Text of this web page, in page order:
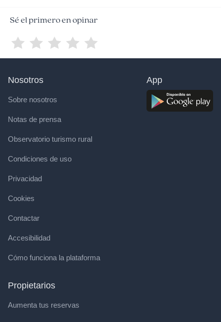
Sé el primero en opinar
Nosotros
Sobre nosotros
Notas de prensa
Observatorio turismo rural
Condiciones de uso
Privacidad
Cookies
Contactar
Accesibilidad
Cómo funciona la plataforma
Propietarios
Aumenta tus reservas
App